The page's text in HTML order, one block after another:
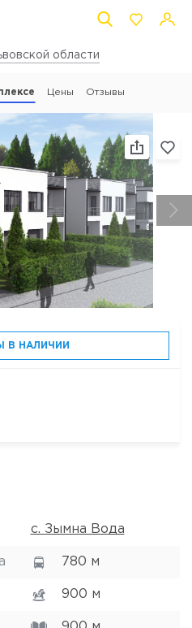
области
Цены Отзывы
В НАЛИЧИИ
с. Зымна Вода
780 м
900 м